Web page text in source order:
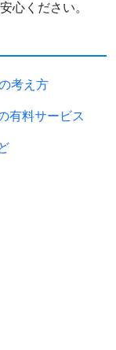
心ください。
考え方
有料サービス